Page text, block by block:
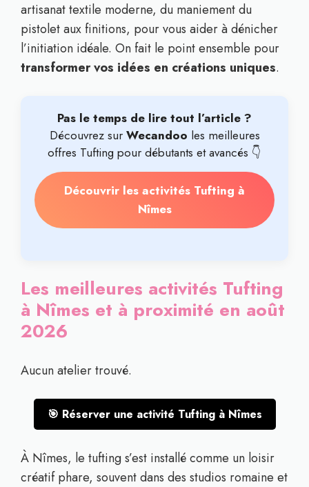
artisanat textile moderne, du maniement du
pistolet aux finitions, pour vous aider à dénicher
l’initiation idéale. On fait le point ensemble pour
transformer vos idées en créations uniques.
Pas le temps de lire tout l’article ?
Découvrez sur Wecandoo les meilleures
offres Tufting pour débutants et avancés 👇
Découvrir les activités Tufting à
Nîmes
Les meilleures activités Tufting
à Nîmes et à proximité en août
2026
Aucun atelier trouvé.
🎯 Réserver une activité Tufting à Nîmes
À Nîmes, le tufting s’est installé comme un loisir
créatif phare, souvent dans des studios romaine et